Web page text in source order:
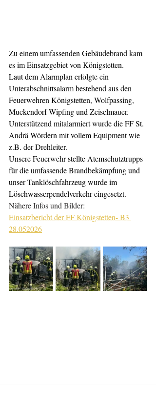
Zu einem umfassenden Gebäudebrand kam
es im Einsatzgebiet von Königstetten.
Laut dem Alarmplan erfolgte ein
Unterabschnittsalarm bestehend aus den
Feuerwehren Königstetten, Wolfpassing,
Muckendorf-Wipfing und Zeiselmauer.
Unterstützend mitalarmiert wurde die FF St.
Andrä Wördern mit vollem Equipment wie
z.B. der Drehleiter.
Unsere Feuerwehr stellte Atemschutztrupps
für die umfassende Brandbekämpfung und
unser Tanklöschfahrzeug wurde im
Löschwasserpendelverkehr eingesetzt.
Nähere Infos und Bilder:
Einsatzbericht der FF Königstetten- B3
28.052026